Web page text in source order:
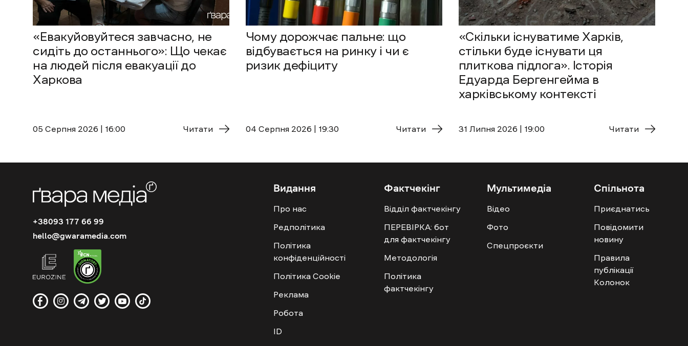
«Евакуйовуйтеся завчасно, не
сидіть до останнього»: Що чекає
на людей після евакуації до
Харкова
05 Cерпня 2026 | 16:00 Читати
Чому дорожчає пальне: що
відбувається на ринку і чи є
ризик дефіциту
04 Cерпня 2026 | 19:30 Читати
«Скільки існуватиме Харків,
стільки буде існувати ця
плиткова підлога». Історія
Едуарда Бергенгейма в
харківському контексті
31 Липня 2026 | 19:00 Читати
+38093 177 66 99
hello@gwaramedia.com
Видання
Про нас
Редполітика
Політика
конфіденційності
Політика Cookie
Реклама
Робота
ID
Фактчекінг
Відділ фактчекінгу
ПЕРЕВІРКА: бот
для фактчекінгу
Методологія
Політика
фактчекінгу
Мультимедіа
Відео
Фото
Спецпроєкти
Спільнота
Приєднатись
Повідомити
новину
Правила
публікації
Колонок